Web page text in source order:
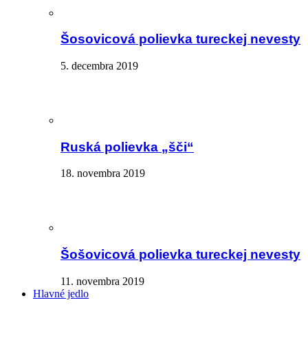
Šosovicová polievka tureckej nevesty
5. decembra 2019
Ruská polievka „šči“
18. novembra 2019
Šošovicová polievka tureckej nevesty
11. novembra 2019
Hlavné jedlo